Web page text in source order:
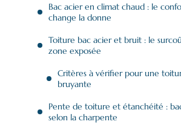
Bac acier en climat chaud : le
change la donne
Toiture bac acier et bruit : le
zone exposée
Critères à vérifier pour une
bruyante
Pente de toiture et étanchéité :
selon la charpente